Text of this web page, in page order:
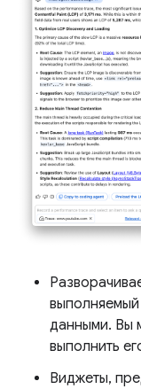
данными. Вы
выполнить
Виджеты,